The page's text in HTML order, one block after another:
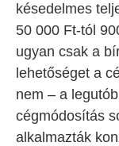
késedelmes
50 000 Ft-tól
ugyan csak a
lehetőséget a
nem – a
cégmódosítás
alkalmazták